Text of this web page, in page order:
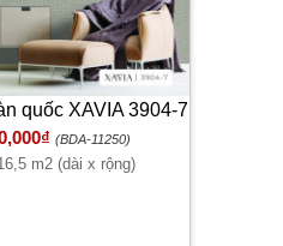
quốc XAVIA 3904-7
(BDA-11250)
m2 (dài x rộng)